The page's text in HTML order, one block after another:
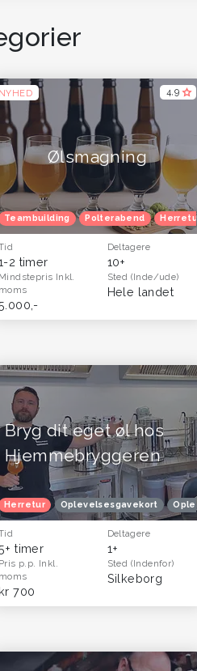
Oplevelsesgaver til ham og far -
4,9
NYHED
Ølsmagning
Teambuilding Polterabend
2 timer
Deltagere
10+
Mindstepris Inkl.
moms
Sted (Inde/ude)
Hele landet
Oplevelsesgaver til
Bryg dit eget øl hos
Hjemmebryggeren
Herretur Oplevelsesgavekort
timer
Deltagere
1+
Pris p.p. Inkl.
moms
kr 700
Sted (Indenfor)
Silkeborg